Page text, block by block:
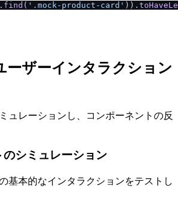
find ( '.mock-product-card' )).
ーザーインタラクション
ュレーションし、コンポーネントの反
シミュレーション
基本的なインタラクションをテストし